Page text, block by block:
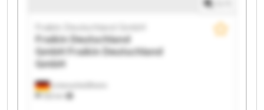
Unterschleißheim
332 km
Fraikin Deutschland GmbH
Fraikin Deutschland
GmbHFraikin Deutschland
GmbH